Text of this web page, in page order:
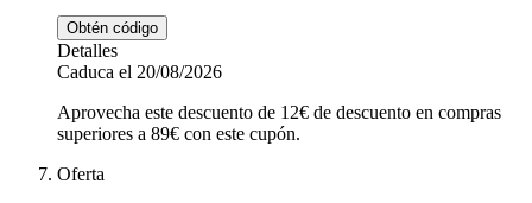
Obtén código
Detalles
Caduca el 20/08/2026
Aprovecha este descuento de 12€ de descuento en compras
superiores a 89€ con este cupón.
Oferta